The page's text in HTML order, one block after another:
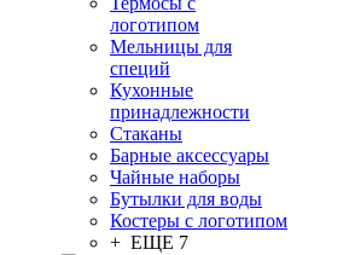
логотипом
Мельницы для
специй
Кухонные
принадлежности
Стаканы
Барные аксессуары
Чайные наборы
Бутылки для воды
Костеры с логотипом
+ ЕЩЕ 7